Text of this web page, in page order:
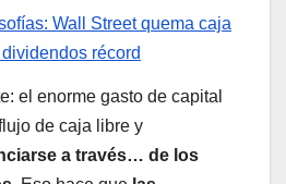
Wall Street quema caja
récord
el enorme gasto de capital
de caja libre y
a través… de los